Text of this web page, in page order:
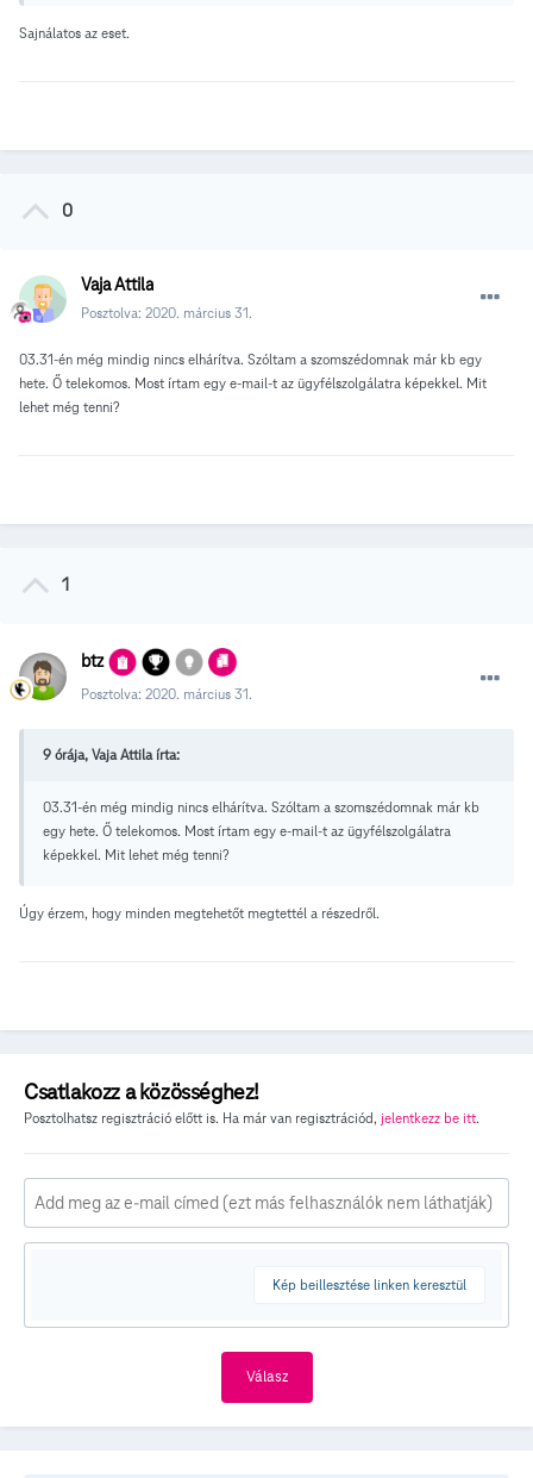
Sajnálatos az eset.
0
Vaja Attila
Posztolva: 2020. március 31.
03.31-én még mindig nincs elhárítva. Szóltam a szomszédomnak már kb egy
hete. Ő telekomos. Most írtam egy e-mail-t az ügyfélszolgálatra képekkel. Mit
lehet még tenni?
1
btz
Posztolva: 2020. március 31.
9 órája, Vaja Attila írta:
03.31-én még mindig nincs elhárítva. Szóltam a szomszédomnak már kb
egy hete. Ő telekomos. Most írtam egy e-mail-t az ügyfélszolgálatra
képekkel. Mit lehet még tenni?
Úgy érzem, hogy minden megtehetőt megtettél a részedről.
Csatlakozz a közösséghez!
Posztolhatsz regisztráció előtt is. Ha már van regisztrációd, jelentkezz be itt.
Kép beillesztése linken keresztül
Válasz